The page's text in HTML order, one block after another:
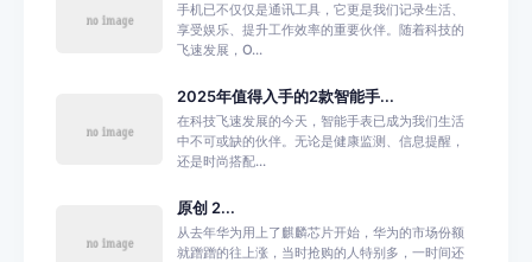
手机已不仅仅是通讯工具，它更是我们记录生活、
享受娱乐、提升工作效率的重要伙伴。随着科技的
飞速发展，O...
2025年值得入手的2款智能手...
在科技飞速发展的今天，智能手表已成为我们生活
中不可或缺的伙伴。无论是健康监测、信息提醒，
还是时尚搭配...
原创 2...
从去年华为用上了麒麟芯片开始，华为的市场份额
就蹭蹭的往上涨，当时抢购的人特别多，一时间还